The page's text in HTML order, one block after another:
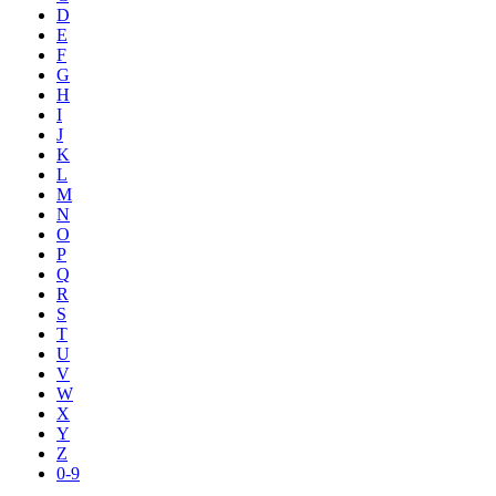
D
E
F
G
H
I
J
K
L
M
N
O
P
Q
R
S
T
U
V
W
X
Y
Z
0-9